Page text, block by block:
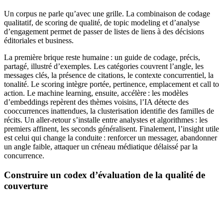
Un corpus ne parle qu’avec une grille. La combinaison de codage
qualitatif, de scoring de qualité, de topic modeling et d’analyse
d’engagement permet de passer de listes de liens à des décisions
éditoriales et business.
La première brique reste humaine : un guide de codage, précis,
partagé, illustré d’exemples. Les catégories couvrent l’angle, les
messages clés, la présence de citations, le contexte concurrentiel, la
tonalité. Le scoring intègre portée, pertinence, emplacement et call to
action. Le machine learning, ensuite, accélère : les modèles
d’embeddings repèrent des thèmes voisins, l’IA détecte des
cooccurrences inattendues, la clusterisation identifie des familles de
récits. Un aller-retour s’installe entre analystes et algorithmes : les
premiers affinent, les seconds généralisent. Finalement, l’insight utile
est celui qui change la conduite : renforcer un messager, abandonner
un angle faible, attaquer un créneau médiatique délaissé par la
concurrence.
Construire un codex d’évaluation de la qualité de
couverture